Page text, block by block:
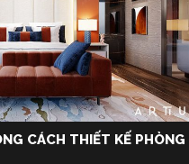
CÁCH THIẾT KẾ PHÒNG